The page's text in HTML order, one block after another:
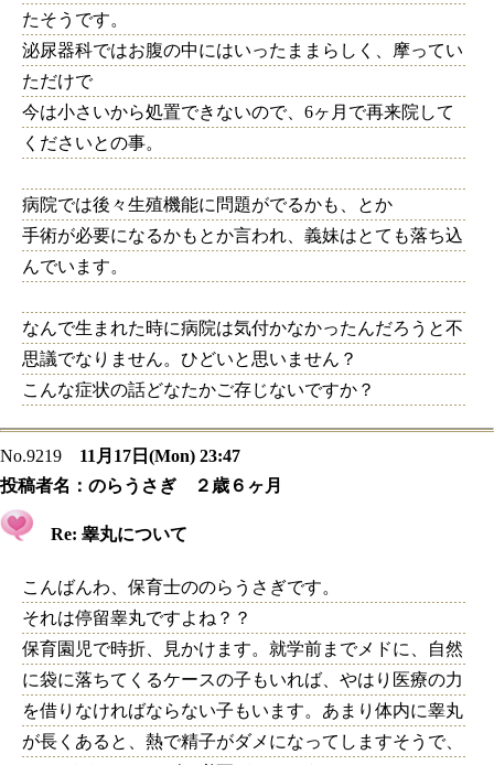
たそうです。
泌尿器科ではお腹の中にはいったままらしく、摩ってい
ただけで
今は小さいから処置できないので、6ヶ月で再来院して
くださいとの事。
病院では後々生殖機能に問題がでるかも、とか
手術が必要になるかもとか言われ、義妹はとても落ち込
んでいます。
なんで生まれた時に病院は気付かなかったんだろうと不
思議でなりません。ひどいと思いません？
こんな症状の話どなたかご存じないですか？
No.9219
11月17日(Mon) 23:47
投稿者名： のらうさぎ ２歳６ヶ月
Re: 睾丸について
こんばんわ、保育士ののらうさぎです。
それは停留睾丸ですよね？？
保育園児で時折、見かけます。就学前までメドに、自然
に袋に落ちてくるケースの子もいれば、やはり医療の力
を借りなければならない子もいます。あまり体内に睾丸
が長くあると、熱で精子がダメになってしますそうで、